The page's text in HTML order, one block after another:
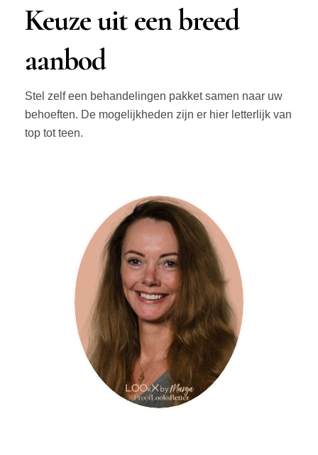
Keuze uit een breed
aanbod
Stel zelf een behandelingen pakket samen naar uw
behoeften. De mogelijkheden zijn er hier letterlijk van
top tot teen.